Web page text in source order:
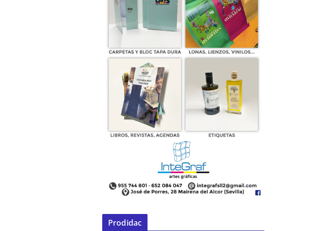
Prodidac